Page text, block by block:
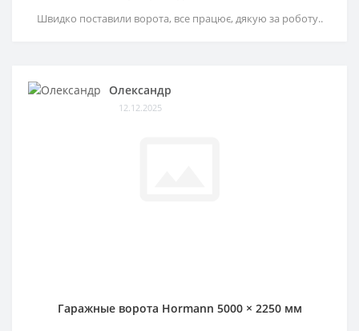
Швидко поставили ворота, все працює, дякую за роботу..
Олександр
12.12.2025
Гаражные ворота Hormann 5000 × 2250 мм